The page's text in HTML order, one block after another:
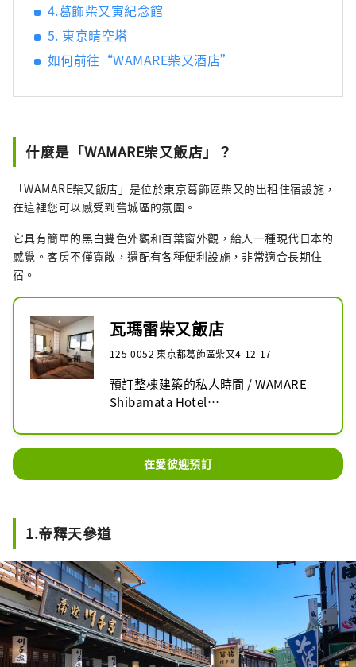
4.葛飾柴又寅紀念館
5. 東京晴空塔
如何前往“WAMARE柴又酒店”
什麼是「WAMARE柴又飯店」？
「WAMARE柴又飯店」是位於東京葛飾區柴又的出租住宿設施，
在這裡您可以感受到舊城區的氛圍。
它具有簡單的黑白雙色外觀和百葉窗外觀，給人一種現代日本的
感覺。客房不僅寬敞，還配有各種便利設施，非常適合長期住
宿。
瓦瑪雷柴又飯店
125-0052 東京都葛飾區柴又4-12-17
預訂整棟建築的私人時間 / WAMARE
Shibamata Hotel
這是位於葛飾區柴又的出租住宿設施，
您可以在與平常不同的空間中享受舒適
輕鬆的時光，感受市中心的氛圍。
二樓有兩張床。
也提供淋浴、冰箱和洗衣設施。
飯店非常適合長期住宿。
設施： 廚房、迷你廚房、餐具、冰箱、
電熱水壺
在愛彼迎預訂
1.帝釋天參道